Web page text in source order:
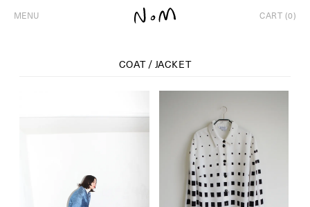
MENU CART (0)
COAT / JACKET